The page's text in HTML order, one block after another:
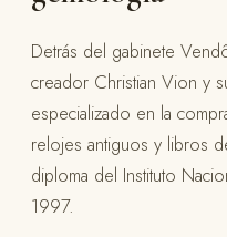
Detrás del gabinete
creador Christian Vion y
especializado en la
relojes antiguos y libros
diploma del Instituto
1997.